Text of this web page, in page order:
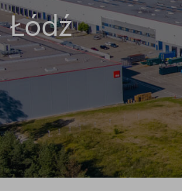
Slough proprietà
Łódź